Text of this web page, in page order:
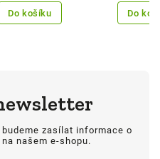
Do košíku Do
zasílat informace o
našem e-shopu.